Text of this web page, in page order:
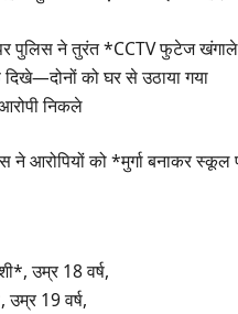
पर पुलिस ने तुरंत *CCTV फुटेज
को घर से उठाया गया
निकले
आरोपियों को *मुर्गा बनाकर स्कूल
उम्र 18 वर्ष,
उम्र 19 वर्ष,